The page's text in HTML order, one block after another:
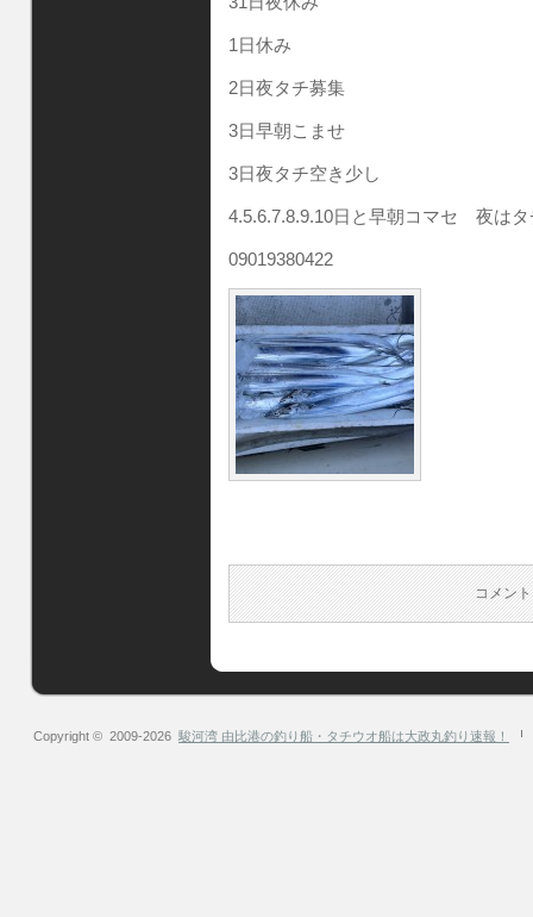
1日休み
2日夜タチ募集
3日早朝こませ
3日夜タチ空き少し
4.5.6.7.8.9.10日と早朝コマセ 夜はタ
09019380422
コメン
Copyright © 2009-2026 駿河湾 由比港の釣り船・タチウオ船は大政丸釣り速報！